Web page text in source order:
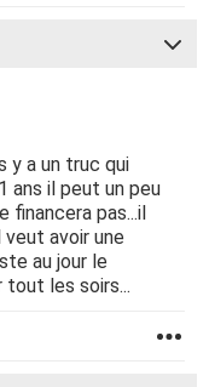
y a un truc qui
ans il peut un peu
financera pas...il
veut avoir une
au jour le
tout les soirs...